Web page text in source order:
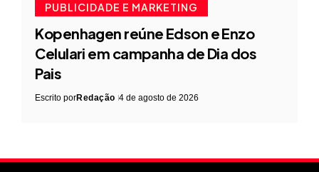
PUBLICIDADE E MARKETING
Kopenhagen reúne Edson e Enzo
Celulari em campanha de Dia dos
Pais
Escrito porRedação 4 de agosto de 2026